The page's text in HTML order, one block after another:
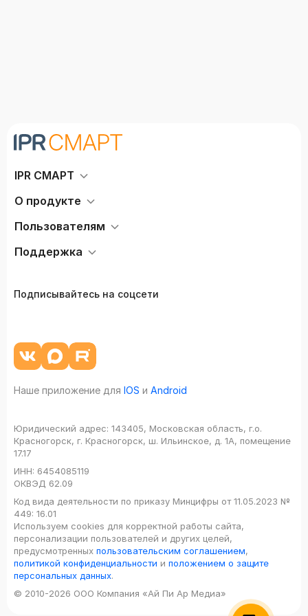
IPR СМАРТ
О продукте
Пользователям
Поддержка
Подписывайтесь на соцсети
Наше приложение для IOS и Android
Юридический адрес: 143405, Московская область, г.о.
Красногорск, г. Красногорск, ш. Ильинское, д. 1А, помещение
17.17
ИНН: 6454085119
ОКВЭД 62.09
Код вида деятельности по приказу Минцифры от 11.05.2023 №
449: 16.01
Используем cookies для корректной работы сайта,
персонализации пользователей и других целей,
предусмотренных пользовательским соглашением,
политикой конфиденциальности и положением о защите
персональных данных.
© 2010-2026 ООО Компания «Ай Пи Ар Медиа»